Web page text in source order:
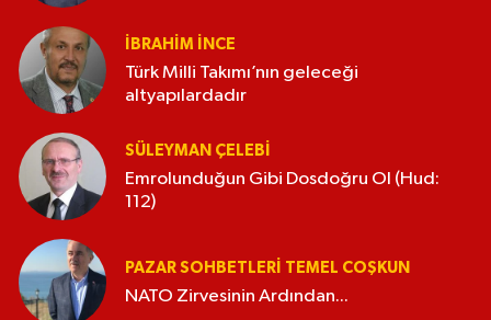
İBRAHIM İNCE
Türk Milli Takımı’nın geleceği
altyapılardadır
SÜLEYMAN ÇELEBI
Emrolunduğun Gibi Dosdoğru Ol (Hud:
112)
PAZAR SOHBETLERI TEMEL COŞKUN
NATO Zirvesinin Ardından...